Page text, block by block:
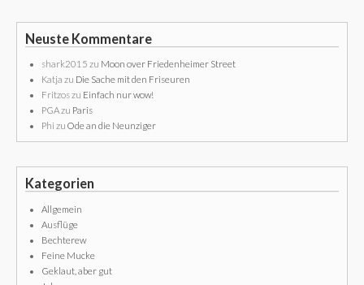
Neuste Kommentare
shark2015 zu Moon over Friedenheimer Street
Katja zu Die Sache mit den Friseuren
Fritzoszu Einfach nur wow!
PGAzu Paris
Phi zu Ode an die Neunziger
Kategorien
Allgemein
Ausflüge
Bechterew
Feine Mucke
Geklaut, aber gut